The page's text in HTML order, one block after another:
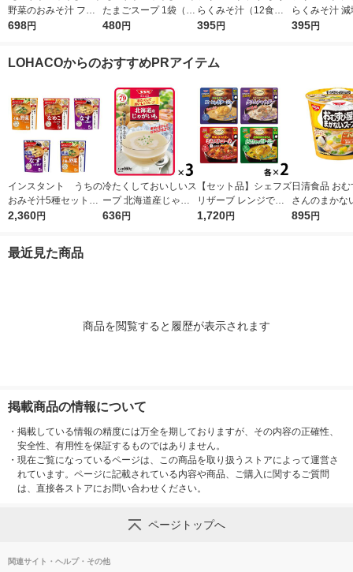
野菜のおみそ汁 フリ
ーズドライ 1袋（10食
698円
たまごスープ 1袋（10
食入） フリーズドラ
480円
らくみそ汁（12食）1
箱 永谷園
395円
らくみそ汁
食）1箱 永谷
395円
LOHACOからのおすすめPRアイテム
インスタント うちの
おみそ汁5種セット
1箱(25食入) アマノ
2,360円
冷たくしておいしいス
ープ 北海道産じゃが
いも 1セット（1個×
636円
【セット品】シェフズ
リザーブ レンジでお
いしいごちそうスープ
1,720円
日清食品 お
さんのまかな
ごま味噌豆乳
895円
最近見た商品
商品を閲覧すると履歴が表示されます
掲載商品の情報について
・ 掲載している情報の精度には万全を期しておりますが、その内容の正確性、
安全性、有用性を保証するものではありません。
・ 現在ご覧になっているページは、この商品を取り扱うストアによって運営さ
れています。ページに記載されている内容や商品、ご購入に関するご質問
は、直接各ストアにお問い合わせください。
ページトップへ
関連サイト・ヘルプ・その他